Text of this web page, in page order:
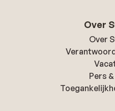
Over
Over
Pers